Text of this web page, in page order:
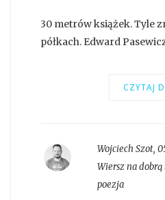
30 metrów książek. Tyle
półkach. Edward
CZYTAJ
Wojciech Szot,
Wiersz na dobrą
poezja